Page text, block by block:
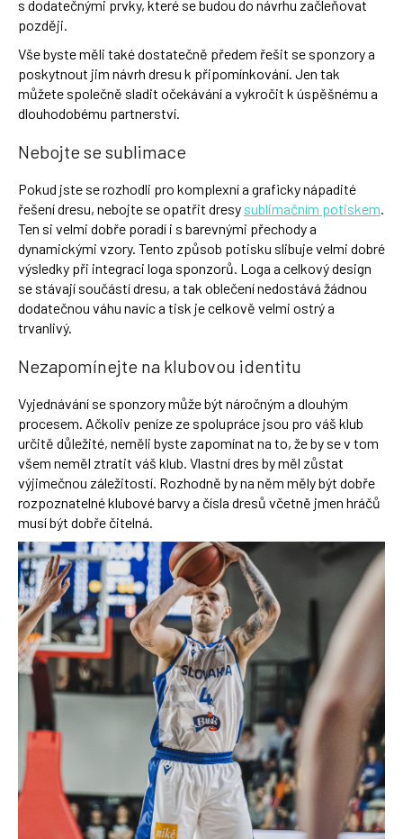
s dodatečnými prvky, které se budou do návrhu začleňovat
později.
Vše byste měli také dostatečně předem řešit se sponzory a
poskytnout jim návrh dresu k připomínkování. Jen tak
můžete společně sladit očekávání a vykročit k úspěšnému a
dlouhodobému partnerství.
Nebojte se sublimace
Pokud jste se rozhodli pro komplexní a graficky nápadité
řešení dresu, nebojte se opatřit dresy sublimačním potiskem
Ten si velmi dobře poradí i s barevnými přechody a
dynamickými vzory. Tento způsob potisku slibuje velmi dobré
výsledky při integraci loga sponzorů. Loga a celkový design
se stávají součástí dresu, a tak oblečení nedostává žádnou
dodatečnou váhu navíc a tisk je celkově velmi ostrý a
trvanlivý.
Nezapomínejte na klubovou identitu
Vyjednávání se sponzory může být náročným a dlouhým
procesem. Ačkoliv peníze ze spolupráce jsou pro váš klub
určitě důležité, neměli byste zapomínat na to, že by se v tom
všem neměl ztratit váš klub. Vlastní dres by měl zůstat
výjimečnou záležitostí. Rozhodně by na něm měly být dobře
rozpoznatelné klubové barvy a čísla dresů včetně jmen hráčů
musí být dobře čitelná.